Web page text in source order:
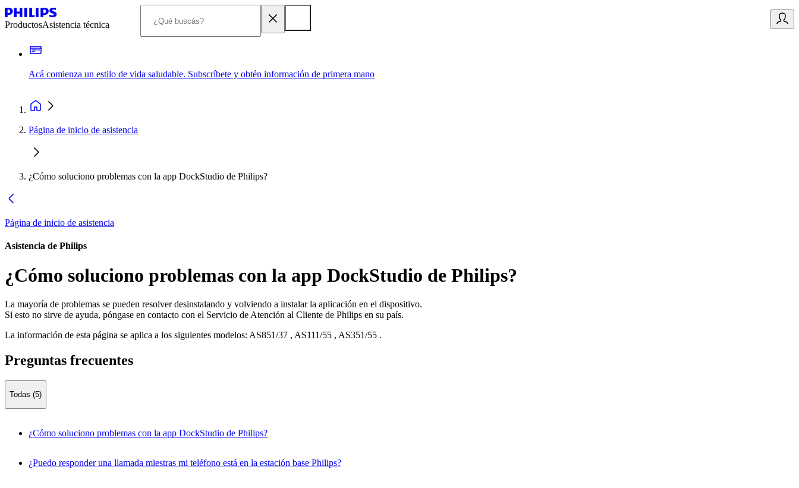
ProductosAsistencia técnica
Acá comienza un estilo de vida saludable. Subscríbete y obtén información de primera mano
Página de inicio de asistencia
¿Cómo soluciono problemas con la app DockStudio de Philips?
Página de inicio de asistencia
Asistencia de Philips
¿Cómo soluciono problemas con la app DockStudio de Philips?
La mayoría de problemas se pueden resolver desinstalando y volviendo a instalar la aplicación en el dispositivo.
Si esto no sirve de ayuda, póngase en contacto con el Servicio de Atención al Cliente de Philips en su país.
La información de esta página se aplica a los siguientes modelos: AS851/37 , AS111/55 , AS351/55 .
Preguntas frecuentes
Todas (5)
¿Cómo soluciono problemas con la app DockStudio de Philips?
¿Puedo responder una llamada miestras mi teléfono está en la estación base Philips?